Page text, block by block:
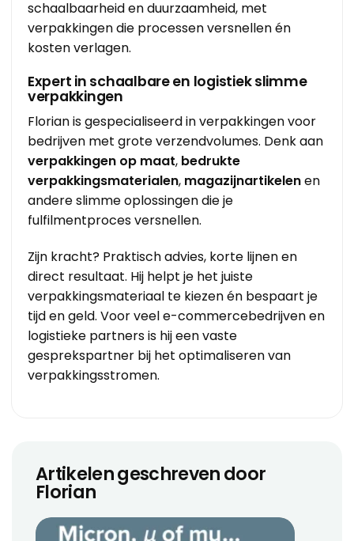
schaalbaarheid en duurzaamheid, met
verpakkingen die processen versnellen én
kosten verlagen.
Expert in schaalbare en logistiek slimme
verpakkingen
Florian is gespecialiseerd in verpakkingen voor
bedrijven met grote verzendvolumes. Denk aan
verpakkingen op maat, bedrukte
verpakkingsmaterialen, magazijnartikelenen
andere slimme oplossingen die je
fulfilmentproces versnellen.
Zijn kracht? Praktisch advies, korte lijnen en
direct resultaat. Hij helpt je het juiste
verpakkingsmateriaal te kiezen én bespaart je
tijd en geld. Voor veel e-commercebedrijven en
logistieke partners is hij een vaste
gesprekspartner bij het optimaliseren van
verpakkingsstromen.
Artikelen geschreven door
Florian